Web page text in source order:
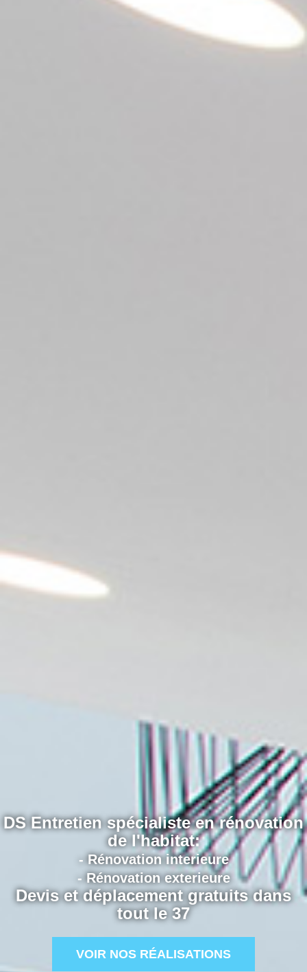
DS Entretien spécialiste en rénovation
de l'habitat:
- Rénovation interieure
- Rénovation exterieure
Devis et déplacement gratuits dans
tout le 37
VOIR NOS RÉALISATIONS